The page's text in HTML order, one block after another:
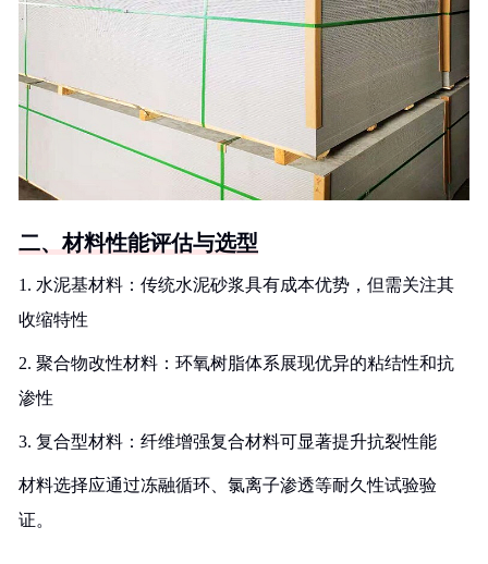
二、材料性能评估与选型
1. 水泥基材料：传统水泥砂浆具有成本优势，但需关注其
收缩特性
2. 聚合物改性材料：环氧树脂体系展现优异的粘结性和抗
渗性
3. 复合型材料：纤维增强复合材料可显著提升抗裂性能
材料选择应通过冻融循环、氯离子渗透等耐久性试验验
证。